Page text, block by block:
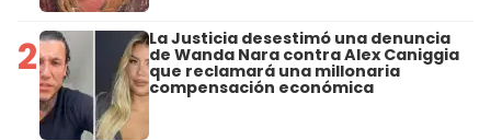
2 La Justicia desestimó una denuncia
de Wanda Nara contra Alex Caniggia
que reclamará una millonaria
compensación económica